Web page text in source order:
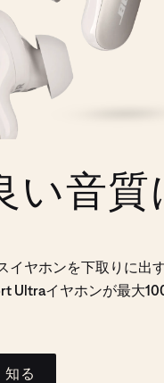
い音質
イヤホンを下取りに出
Ultraイヤホンが最大
知る